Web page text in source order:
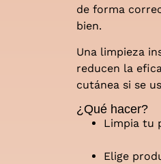
de forma
bien.
Una limpieza
reducen la
cutánea si se
¿Qué hacer?
Limpia tu
Elige